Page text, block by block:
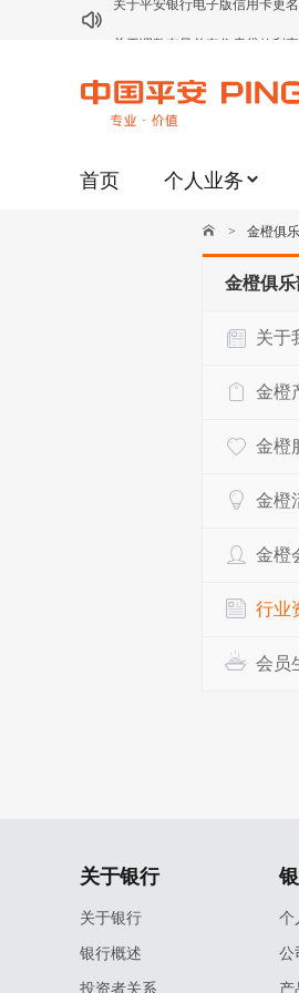
关于修订《平安银行代理个人
关于我行聚金宝交易软件升级
关于2020年端午节期间上金所
关于加强代理贵金属业务风险防
关于平安银行电子版信用卡更
首页 个人业务
> 金橙俱
金橙俱乐
关于
金橙
金橙
金橙
金橙
行业
会员
关于银行
关于银行
银行概述
投资者关系
个
公
产